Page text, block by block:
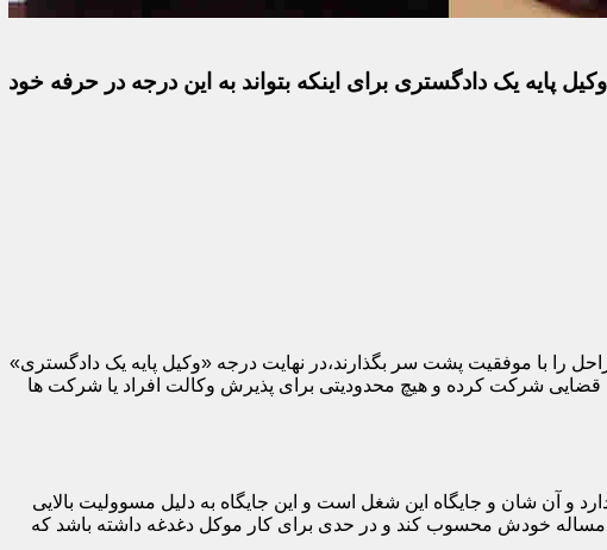
پایه یک دادگستری برای اینکه بتواند به این درجه در حرفه خود
را با موفقیت پشت سر بگذارند،در نهایت درجه «وکیل پایه یک دادگستری»
قضایی شرکت کرده و هیچ محدودیتی برای پذیرش وکالت افراد یا شرکت ها
و آن شان و جایگاه این شغل است و این جایگاه به دلیل مسوولیت بالایی
خودش محسوب کند و در حدی برای کار موکل دغدغه داشته باشد که